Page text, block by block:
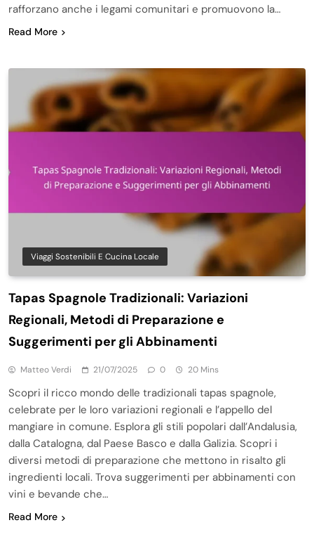
rafforzano anche i legami comunitari e promuovono la…
Read More
Viaggi Sostenibili E Cucina Locale
Tapas Spagnole Tradizionali: Variazioni
Regionali, Metodi di Preparazione e
Suggerimenti per gli Abbinamenti
Matteo Verdi 21/07/2025 0 20 Mins
Scopri il ricco mondo delle tradizionali tapas spagnole,
celebrate per le loro variazioni regionali e l’appello del
mangiare in comune. Esplora gli stili popolari dall’Andalusia,
dalla Catalogna, dal Paese Basco e dalla Galizia. Scopri i
diversi metodi di preparazione che mettono in risalto gli
ingredienti locali. Trova suggerimenti per abbinamenti con
vini e bevande che…
Read More